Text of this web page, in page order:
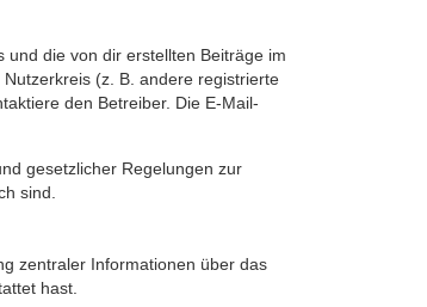
die von dir erstellten Beiträge im
(z. B. andere registrierte
den Betreiber. Die E-Mail-
gesetzlicher Regelungen zur
sind.
zentraler Informationen über das
hast.